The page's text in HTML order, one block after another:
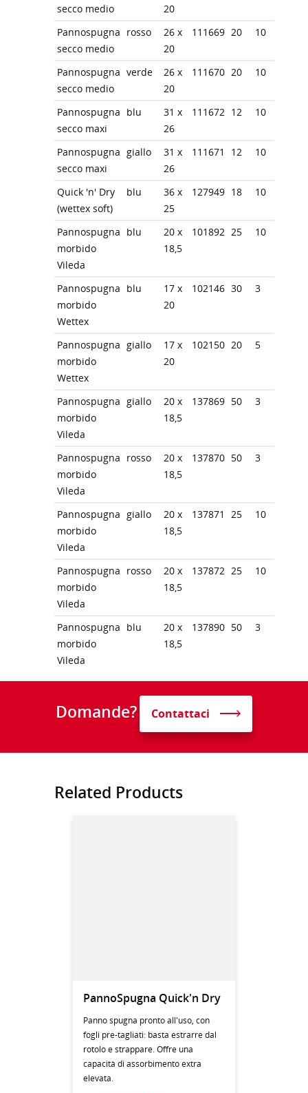
secco medio
20
Pannospugna
secco medio
rosso
26 x
20
111669 20 10
Pannospugna
secco medio
verde
26 x
20
111670 20 10
Pannospugna
secco maxi
blu
31 x
26
111672 12 10
Pannospugna
secco maxi
giallo
31 x
26
111671 12 10
Quick 'n' Dry
(wettex soft)
blu
36 x
25
127949 18 10
Pannospugna
morbido
Vileda
blu
20 x
18,5
101892 25 10
Pannospugna
morbido
Wettex
blu
17 x
20
102146 30 3
Pannospugna
morbido
Wettex
giallo
17 x
20
102150 20 5
Pannospugna
morbido
Vileda
giallo
20 x
18,5
137869 50 3
Pannospugna
morbido
Vileda
rosso
20 x
18,5
137870 50 3
Pannospugna
morbido
Vileda
giallo
20 x
18,5
137871 25 10
Pannospugna
morbido
Vileda
rosso
20 x
18,5
137872 25 10
Pannospugna
morbido
Vileda
blu
20 x
18,5
137890 50 3
Domande? Contattaci
Related Products
PannoSpugna Quick'n Dry
Panno spugna pronto all'uso, con
fogli pre-tagliati: basta estrarre dal
rotolo e strappare. Offre una
capacità di assorbimento extra
elevata.